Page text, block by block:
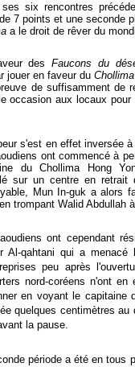
six rencontres
7 points et une seconde
a le droit de rêver du
desFaucons du
jouer en faveur duChollima
de suffisamment de
occasion aux locaux pour
s'est en effet inversée
ont commencé à
du Chollima Hong
sur un centre en retrait
Mun In-guk a alors
trompant Walid Abdullah
ont cependant
Al-qahtani qui a
peu après
nord-coréens n'ont
en voyant le capitaine
quelques centimètres
la pause.
période a été en tous